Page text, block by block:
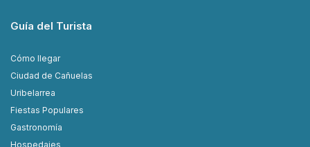
Guía del Turista
Cómo llegar
Ciudad de Cañuelas
Uribelarrea
Fiestas Populares
Gastronomía
Hospedajes